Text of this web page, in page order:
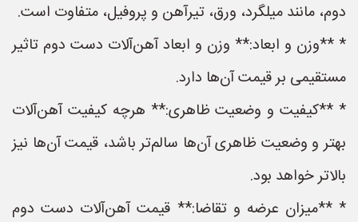
دوم، مانند میلگرد، ورق، تیرآهن و پروفیل، متفاوت است.
* **وزن و ابعاد:** وزن و ابعاد آهن‌آلات دست دوم تاثیر
مستقیمی بر قیمت آن‌ها دارد.
* **کیفیت و وضعیت ظاهری:** هرچه کیفیت آهن‌آلات
بهتر و وضعیت ظاهری آن‌ها سالم‌تر باشد، قیمت آن‌ها نیز
بالاتر خواهد بود.
* **میزان عرضه و تقاضا:** قیمت آهن‌آلات دست دوم